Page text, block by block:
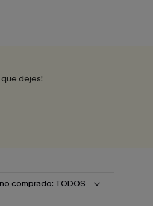
dejes!
comprado: TODOS